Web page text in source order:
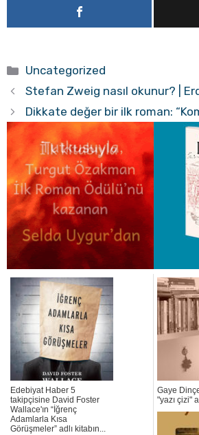
Kategoriler
Uncategorized
Stefan Zweig nasıl okunur? |
Dikkate değer bir ilk roman:
Edebiyat Haber 5
takipçisine David Foster
Wallace'ın “İğrenç
Adamlarla Kısa
Görüşmeler” adlı kitabın...
Gaye
"yazı çizi"